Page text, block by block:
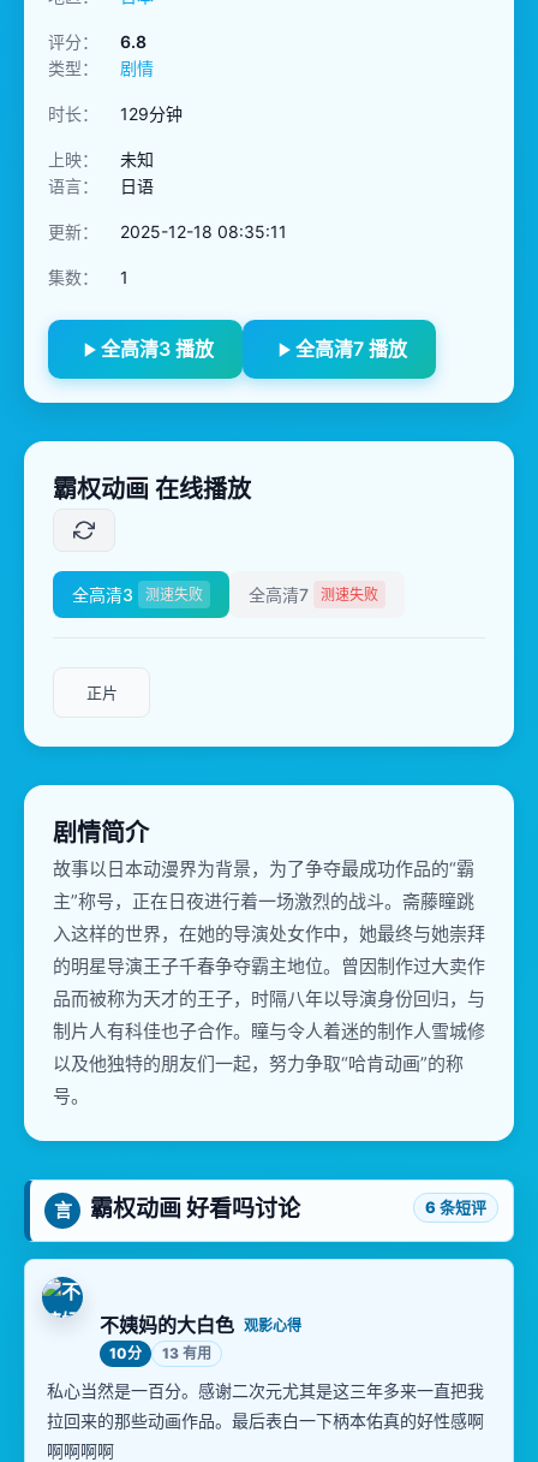
评分：
6.8
类型：
剧情
时长： 129分钟
上映：
未知
语言：
日语
更新： 2025-12-18 08:35:11
集数： 1
全高清3 播放 全高清7 播放
霸权动画 在线播放
全高清3 测速失败 全高清7 测速失败
正片
剧情简介
故事以日本动漫界为背景，为了争夺最成功作品的“霸
主”称号，正在日夜进行着一场激烈的战斗。斋藤瞳跳
入这样的世界，在她的导演处女作中，她最终与她崇拜
的明星导演王子千春争夺霸主地位。曾因制作过大卖作
品而被称为天才的王子，时隔八年以导演身份回归，与
制片人有科佳也子合作。瞳与令人着迷的制作人雪城修
以及他独特的朋友们一起，努力争取“哈肯动画”的称
号。
言 霸权动画 好看吗讨论 6 条短评
不姨妈的大白色 观影心得
10分
13 有用
私心当然是一百分。感谢二次元尤其是这三年多来一直把我
拉回来的那些动画作品。最后表白一下柄本佑真的好性感啊
啊啊啊啊